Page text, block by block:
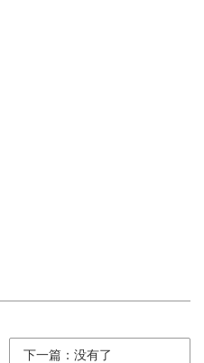
下一篇：没有了